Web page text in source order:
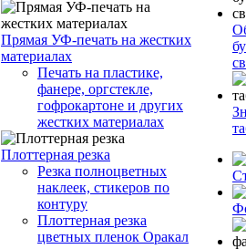
Прямая УФ-печать на жестких
материалах
Печать на пластике,
фанере, оргстекле,
гофрокартоне и других
жестких материалах
Плоттерная резка
Резка полноцветных
наклеек, стикеров по
контуру
Плоттерная резка
цветных пленок Оракал